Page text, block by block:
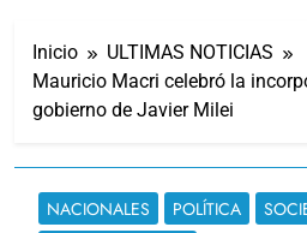
Inicio
ULTIMAS NOTICIAS
Mauricio Macri celebró la
gobierno de Javier Milei
NACIONALES POLÍTICA